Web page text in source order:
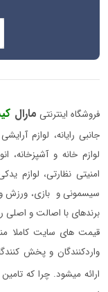
فروشگاه اینترنتی مارال
جانبی رایانه، لوازم
لوازم خانه و آشپزخانه،
امنیتی نظارتی، لوازم
سیسمونی و بازی، ورزش
برندهای با اصالت و اصلی
قیمت های سایت کاملا
واردکنندگان و پخش
ارائه میشود. چرا که